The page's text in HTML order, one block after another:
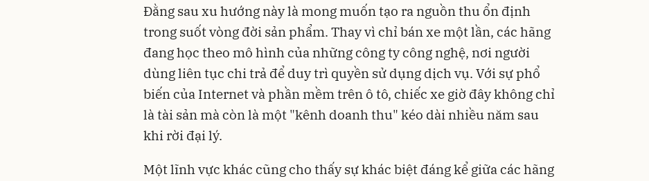
Đằng sau xu hướng này là mong muốn tạo ra nguồn thu ổn định
trong suốt vòng đời sản phẩm. Thay vì chỉ bán xe một lần, các hãng
đang học theo mô hình của những công ty công nghệ, nơi người
dùng liên tục chi trả để duy trì quyền sử dụng dịch vụ. Với sự phổ
biến của Internet và phần mềm trên ô tô, chiếc xe giờ đây không chỉ
là tài sản mà còn là một "kênh doanh thu" kéo dài nhiều năm sau
khi rời đại lý.
Một lĩnh vực khác cũng cho thấy sự khác biệt đáng kể giữa các hãng